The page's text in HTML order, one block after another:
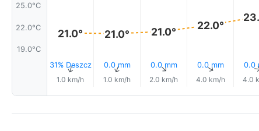
25.0°C
22.0°C
19.0°C
21.0°
31% Deszcz
↑
1.0 km/h
21.0°
0.0 mm
↑
1.0 km/h
21.0°
0.0 mm
↑
2.0 km/h
22.0°
0.0 mm
↑
4.0 km/h
0.0
4.0